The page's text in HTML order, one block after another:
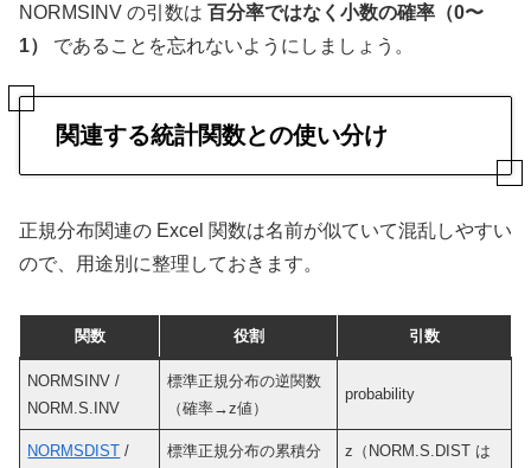
NORMSINV の引数は 百分率ではなく小数の確率（0〜
1）
であることを忘れないようにしましょう。
関連する統計関数との使い分け
正規分布関連の Excel 関数は名前が似ていて混乱しやすい
ので、用途別に整理しておきます。
関数 役割 引数
NORMSINV /
NORM.S.INV
標準正規分布の逆関数
（確率→z値）
probability
NORMSDIST /
標準正規分布の累積分
z（NORM.S.DIST は